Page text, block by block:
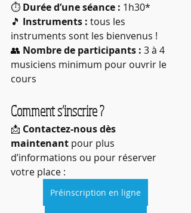
⏱️ Durée d’une séance : 1h30*
🎵 Instruments : tous les
instruments sont les bienvenus !
👥 Nombre de participants : 3 à 4
musiciens minimum pour ouvrir le
cours
Comment s’inscrire ?
📩 Contactez-nous dès
maintenant pour plus
d’informations ou pour réserver
votre place :
Préinscription en ligne